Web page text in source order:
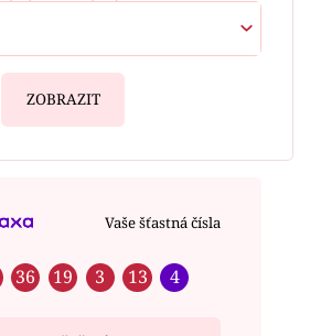
ZOBRAZIT
Vaše šťastná čísla
36 19 3 13 4